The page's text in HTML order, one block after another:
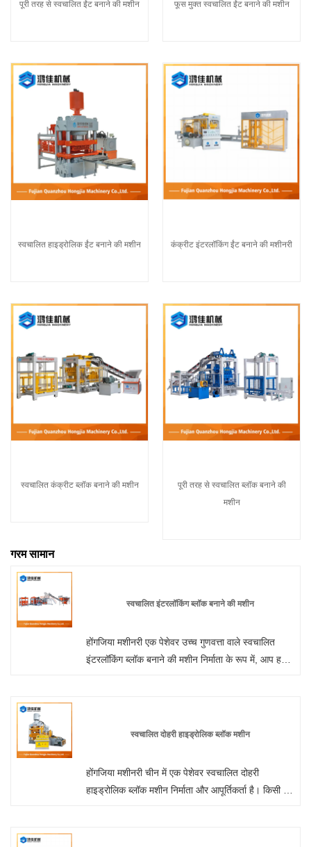
पूरी तरह से स्वचालित ईंट बनाने की मशीन फूस मुक्त स्वचालित ईंट बनाने की मशीन
स्वचालित हाइड्रोलिक ईंट बनाने की मशीन कंक्रीट इंटरलॉकिंग ईंट बनाने की मशीनरी
स्वचालित कंक्रीट ब्लॉक बनाने की मशीन
पूरी तरह से स्वचालित ब्लॉक बनाने की
मशीन
गरम सामान
स्वचालित इंटरलॉकिंग ब्लॉक बनाने की मशीन
होंगजिया मशीनरी एक पेशेवर उच्च गुणवत्ता वाले स्वचालित
इंटरलॉकिंग ब्लॉक बनाने की मशीन निर्माता के रूप में, आप हमारे
स्वचालित दोहरी हाइड्रोलिक ब्लॉक मशीन
होंगजिया मशीनरी चीन में एक पेशेवर स्वचालित दोहरी
हाइड्रोलिक ब्लॉक मशीन निर्माता और आपूर्तिकर्ता है। किसी भी